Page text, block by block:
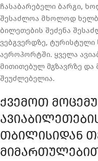
ჩასაბარებელი ბარგი,
შესაძლოა მხოლოდ
ბილეთების შეძენა
ვებგვერდზე, ტურისტული
აეროპორტში. ყველა
მითითებულ მგზავრზე და
შეუძლებელია.
ᲥᲕᲔᲛᲝᲗ
ᲗᲑᲘᲚᲘᲡᲘᲓᲐᲜ